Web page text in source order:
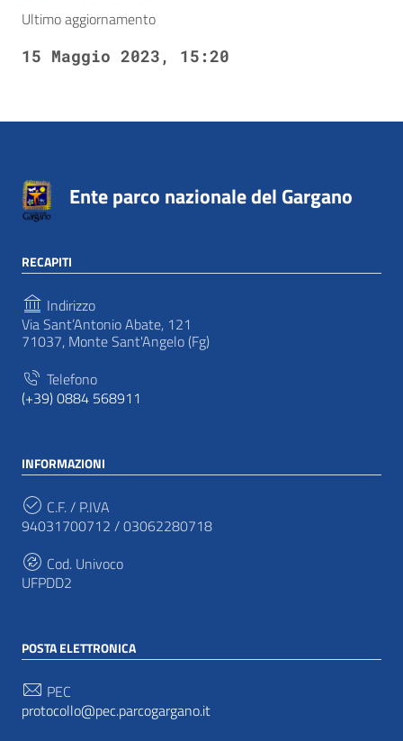
Ultimo aggiornamento
15 Maggio 2023, 15:20
Ente parco nazionale del Gargano
RECAPITI
Indirizzo
Via Sant’Antonio Abate, 121
71037, Monte Sant'Angelo (Fg)
Telefono
(+39) 0884 568911
INFORMAZIONI
C.F. / P.IVA
94031700712 / 03062280718
Cod. Univoco
UFPDD2
POSTA ELETTRONICA
PEC
protocollo@pec.parcogargano.it